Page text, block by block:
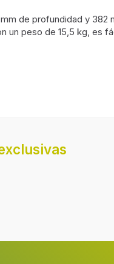
de profundidad y 382
peso de 15,5 kg, es